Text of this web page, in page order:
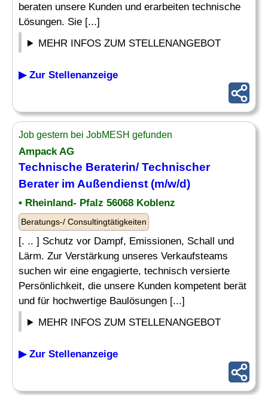
beraten unsere Kunden und erarbeiten technische
Lösungen. Sie [...]
MEHR INFOS ZUM STELLENANGEBOT
▶ Zur Stellenanzeige
Job gestern bei JobMESH gefunden
Ampack AG
Technische Beraterin/ Technischer
Beraterim Außendienst (m/w/d)
• Rheinland- Pfalz 56068 Koblenz
Beratungs-/ Consultingtätigkeiten
[. .. ] Schutz vor Dampf, Emissionen, Schall und
Lärm. Zur Verstärkung unseres Verkaufsteams
suchen wir eine engagierte, technisch versierte
Persönlichkeit, die unsere Kunden kompetent berät
und für hochwertige Baulösungen [...]
MEHR INFOS ZUM STELLENANGEBOT
▶ Zur Stellenanzeige